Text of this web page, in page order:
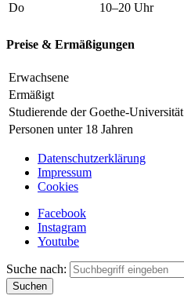
Do
10–20 Uhr
Preise & Ermäßigungen
Erwachsene
Ermäßigt
Studierende der Goethe-Universität
Personen unter 18 Jahren
Datenschutzerklärung
Impressum
Cookies
Facebook
Instagram
Youtube
Suche nach: